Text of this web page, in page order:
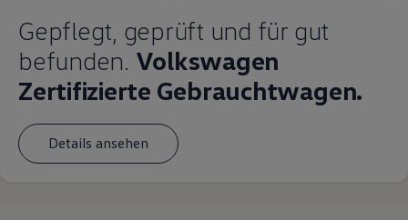
Gepflegt, geprüft und für gut
befunden. Volkswagen
Zertifizierte Gebrauchtwagen.
Details ansehen